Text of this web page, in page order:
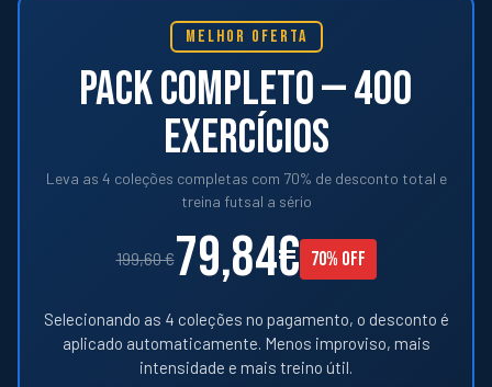
MELHOR OFERTA
PACK COMPLETO — 400
EXERCÍCIOS
Leva as 4 coleções completas com 70% de desconto total e
treina futsal a sério
199,60 €79,84€ 70% OFF
Selecionando as 4 coleções no pagamento, o desconto é
aplicado automaticamente. Menos improviso, mais
intensidade e mais treino útil.